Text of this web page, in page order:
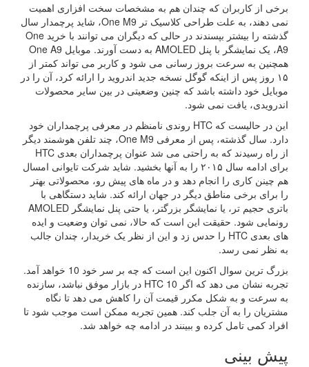
برخی از کاربران که چندان هم به مشخصات سخت افزاری اهمیت
نمی دهند، به علت طراحی کلاسیک تر One M9، شاید پرچمدار سال
گذشته را بیشتر بپسندند در حالی که دیگران می توانند با خرید One
A9، یک نمایشگر با پنل AMOLED به دست آورند. موبایل One A9
همچنین به سرعت بروز رسانی می شود و کاربر می تواند کمتر از
۱۵ روز پس از اینکه گوگل نسخه جدید اندروید را ارائه کرد، آن را در
موبایل خود داشته باشد که چنین وضعیتی در بین سایر محصولات
اندرویدی، یافت نمی شود.
این در حالیست که HTC روندی نامنظم در معرفی پرچمداران خود
دارد. سال گذشته، پس از معرفی One M9، چند تلفن هوشمند دیگر
از راه رسیدند که به راحتی می شد عنوان پرچمداران بعدی HTC
برای ادامه سال ۲۰۱۵ را به آنها بخشید. شاید شرکت تایوانی امسال
هم چینن کاری را انجام دهد و در ماه های پیش رو، محصولاتی بهتر
را برای برخی مناطق دیگر در جهان ارائه کند. شاید دستگاهی با
باتری حجیم تر، یا نمایشگر بزرگتر، یا حتی پنل نمایشگر AMOLED
رونمایی شود. حقیقت این است که حالا، نمی توان وضعیت و ایده
های بعدی HTC را حدس زد و این از نظر یک خریدار، چندان جالب
به نظر نمی رسد.
بزرگ ترین سوال اکنون این است که چه بر سر خود 10 خواهد آمد.
تجربه نشان می دهد که اگر HTC 10 در بازار موفق نباشد، سازنده
به سرعت و به شکل مکرر قیمت آن را کاهش می دهد تا نگاه
مشتریان را به آن جلب کند. همین تجربه ممکن است موجب شود تا
افراد کمی تامل کرده و ببینند در ادامه چه خواهد شد.
پیش بینی